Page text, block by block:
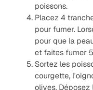
poissons.
Placez 4
pour fumer.
pour que la
et faites fumer
Sortez les
courgette,
olives.